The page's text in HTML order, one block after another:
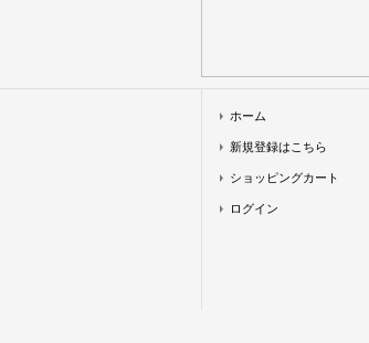
ホーム
新規登録はこちら
ショッピングカート
ログイン